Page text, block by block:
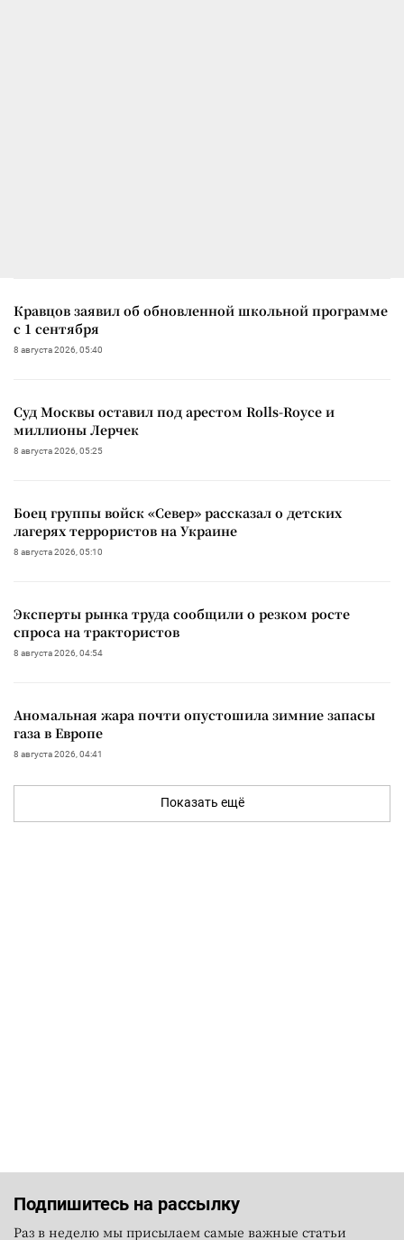
Кравцов заявил об обновленной школьной программе
с 1 сентября
8 августа 2026, 05:40
Суд Москвы оставил под арестом Rolls-Royce и
миллионы Лерчек
8 августа 2026, 05:25
Боец группы войск «Север» рассказал о детских
лагерях террористов на Украине
8 августа 2026, 05:10
Эксперты рынка труда сообщили о резком росте
спроса на трактористов
8 августа 2026, 04:54
Аномальная жара почти опустошила зимние запасы
газа в Европе
8 августа 2026, 04:41
Показать ещё
Подпишитесь на рассылку
Раз в неделю мы присылаем самые важные статьи